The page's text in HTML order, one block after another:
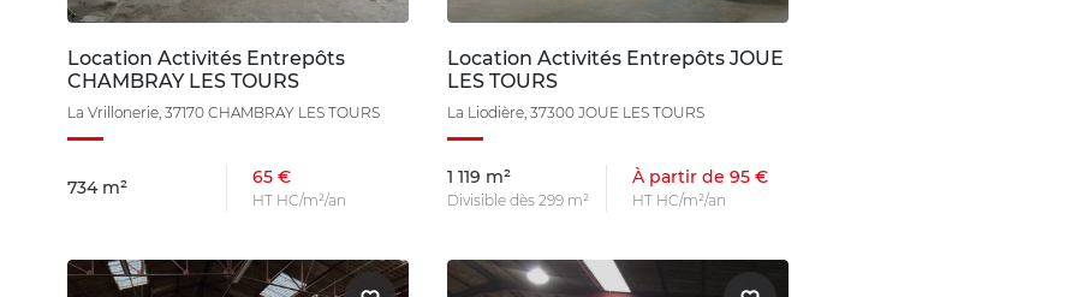
Location Activités Entrepôts
CHAMBRAY LES TOURS
La Vrillonerie, 37170 CHAMBRAY LES TOURS
734 m² 65 €
HT HC/m²/an
Location Activités Entrepôts JOUE
LES TOURS
La Liodière, 37300 JOUE LES TOURS
1 119 m²
Divisible dès 299 m²
À partir de 95 €
HT HC/m²/an